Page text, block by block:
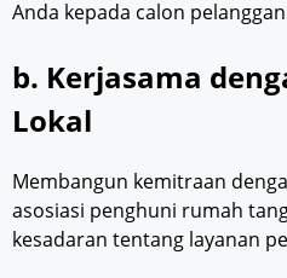
Anda kepada calon
b. Kerjasama
Lokal
Membangun kemitraan
asosiasi penghuni rumah
kesadaran tentang layanan